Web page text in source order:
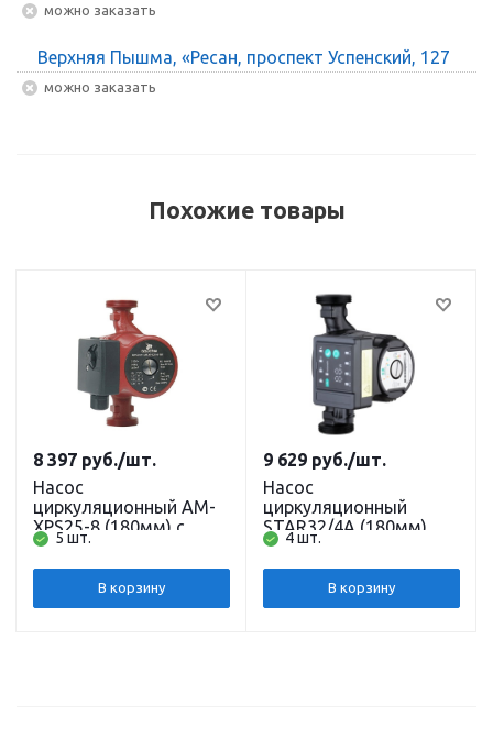
Можно заказать
Верхняя Пышма, «Ресан, проспект Успенский, 127
Можно заказать
Похожие товары
Насос
циркуляционный AM-
XPS25-8 (180мм) с
гайками TIM
5 шт.
8 397 руб./шт.
В корзину
Насос
циркуляционный
STAR32/4A (180мм)
(частотный, обмотка
медь) с гайками и
кабелем PUMPMAN
4 шт.
9 629 руб./шт.
В корзину